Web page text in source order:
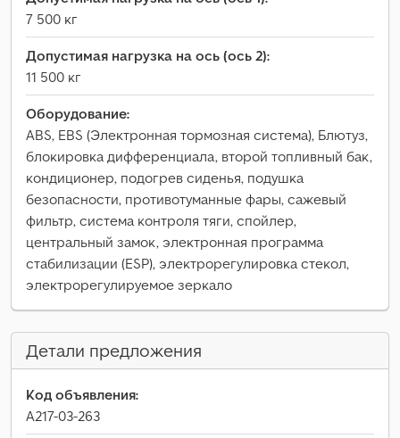
7 500 кг
Допустимая нагрузка на ось (ось 2):
11 500 кг
Оборудование:
ABS, EBS (Электронная тормозная система), Блютуз,
блокировка дифференциала, второй топливный бак,
кондиционер, подогрев сиденья, подушка
безопасности, противотуманные фары, сажевый
фильтр, система контроля тяги, спойлер,
центральный замок, электронная программа
стабилизации (ESP), электрорегулировка стекол,
электрорегулируемое зеркало
Детали предложения
Код объявления:
A217-03-263